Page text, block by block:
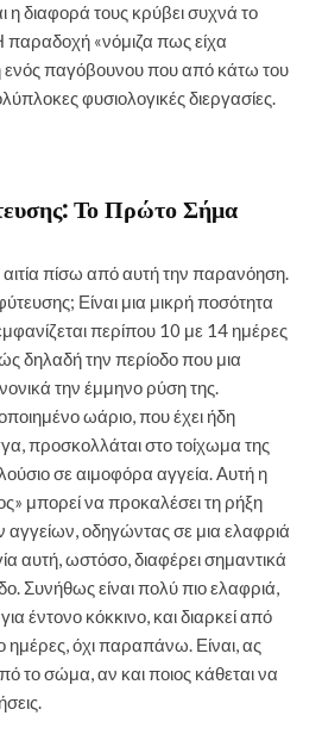
η διαφορά τους κρύβει συχνά το
παραδοχή «νόμιζα πως είχα
ενός παγόβουνου που από κάτω του
φυσιολογικές διεργασίες.
Το Πρώτο Σήμα
πίσω από αυτή την παρανόηση.
Είναι μια μικρή ποσότητα
περίπου 10 με 14 ημέρες
δηλαδή την περίοδο που μια
την έμμηνο ρύση της.
ωάριο, που έχει ήδη
προσκολλάται στο τοίχωμα της
σε αιμοφόρα αγγεία. Αυτή η
μπορεί να προκαλέσει τη ρήξη
αγγείων, οδηγώντας σε μια ελαφριά
αυτή, ωστόσο, διαφέρει σημαντικά
Συνήθως είναι πολύ πιο ελαφριά,
έντονο κόκκινο, και διαρκεί από
ημέρες, όχι παραπάνω. Είναι, ας
το σώμα, αν και ποιος κάθεται να